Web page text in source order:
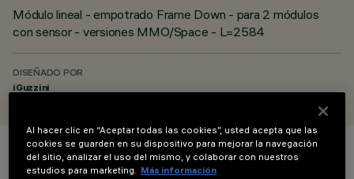
Módulo lineal - empotrado Frame Down - para 2 módulos
con sensor - versiones MMO/Space - L=2584
DISEÑADO POR
iGuzzini
COLOR
Al hacer clic en “Aceptar todas las cookies”, usted acepta que las
cookies se guarden en su dispositivo para mejorar la navegación
del sitio, analizar el uso del mismo, y colaborar con nuestros
estudios para marketing. Más información